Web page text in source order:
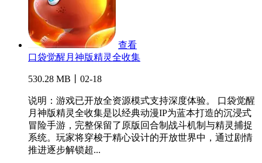
查看
口袋觉醒月神版精灵全收集
530.28 MB丨02-18
说明：游戏已开放全资源模式支持深度体验。 口袋觉醒
月神版精灵全收集是以经典动漫IP为蓝本打造的沉浸式
冒险手游，完整保留了原版回合制战斗机制与精灵捕捉
系统。玩家将穿梭于精心设计的开放世界中，通过剧情
推进逐步解锁超...